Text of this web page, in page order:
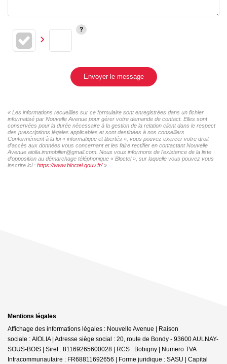
Envoyer le message
« Les informations recueillies sur ce formulaire sont enregistrées dans un fichier
informatisé par Nouvelle Avenue pour gérer votre demande de contact. Elles sont
conservées pour la durée nécessaire à la gestion de la relation client dans le respect
des prescriptions légales applicables et sont destinées à nos conseillers
Conformément à la loi « informatique et libertés », vous pouvez exercer votre droit
d'accès aux données vous concernant et les faire rectifier en contactant Nouvelle
Avenue aiolia.immobilier@gmail.com. Nous vous informons de l'existence de la liste
d'opposition au démarchage téléphonique « Bloctel », sur laquelle vous pouvez vous
inscrire ici : https://www.bloctel.gouv.fr/»
Mentions légales
Affichage des informations légales : Nouvelle Avenue | Raison
sociale : AIOLIA | Adresse siège social : 20, route de Bondy - 93600 AULNAY-
SOUS-BOIS | Siret : 81169265600028 | RCS : Bobigny | Numero TVA
Intracommunautaire : FR68811692656 | Forme juridique : SASU | Capital